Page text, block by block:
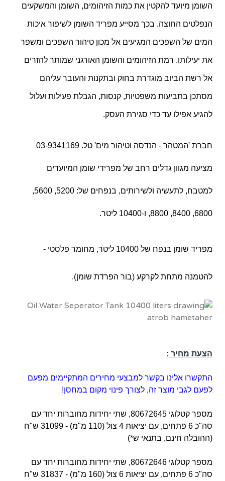
השומן מיועד להקטין את כמות הזיהומים, השומן והמשקעים
הנפלטים החוצה. בכך מסייע מפריד השומן לשיפור איכות
המים של השפכים המגיעים אל מכון טיהור השפכים ומשפר
את יעילותו. רמת הזיהומים והשומן האורגני שמותר להזרים
אל רשת הביוב מוגדרת בחוק ובתקנות והעובר עליהם
מסתכן בתביעות משפטיות, קנסות, הגבלת פעילות ועלול
להגיע אפילו עד כדי סגירת העסק.
חברת 'המטהר - הנדסה וטיהור מים' טל. 03-9341169
מציעה מגוון גדלים רחב של מפרידי שומן המיועדים
למטבח, לתעשיה ולשירותים, בנפחים של: 5200, 5600,
6800, 8400, 8800, ו-10400 ליטר.
מפריד שומן בנפח של 10400 ליטר, מחומר פלסטי -
להטמנה מתחת לקרקע (בור הפרדת שומן).
הצעת מחיר :
התקשרו אלינו בקשר למבצעי מחירים המתקיימים מפעם
לפעם לגבי מוצר זה, לצורך פינוי מקום במחסן!
מספר קטלוגי , שתי יחידות מחוברות יחד עם
סה"כ 6 פתחים, עם יציאות
ש"ח
(ההובלה חינם, בתנאי ש*)
מספר קטלוגי , שתי יחידות מחוברות יחד עם
סה"כ 6 פתחים, עם יציאות
ש"ח